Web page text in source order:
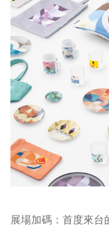
展場加碼：首度來台